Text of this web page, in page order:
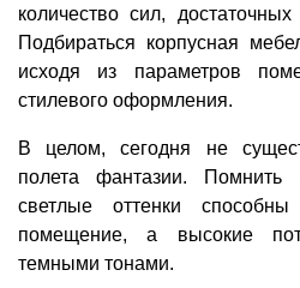
количество сил,
Подбираться корпусная
исходя из параметров
стилевого оформления.
В целом, сегодня не
полета фантазии.
светлые оттенки
помещение, а высокие
темными тонами.